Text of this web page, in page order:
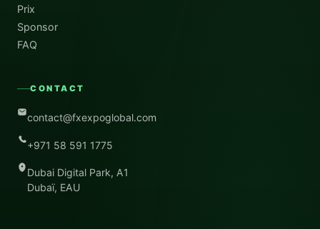
Prix
Sponsor
FAQ
CONTACT
contact@fxexpoglobal.com
+971 58 591 1775
Dubai Digital Park, A1
Dubaï, EAU